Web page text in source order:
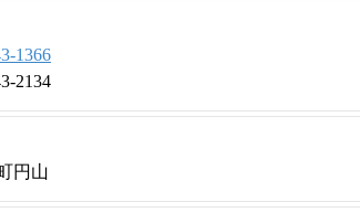
1366
2134
円山